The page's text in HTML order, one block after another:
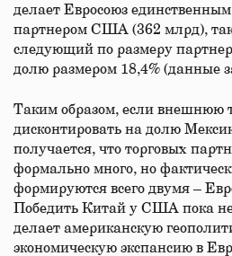
делает Евросоюз
партнером США (362 млрд),
следующий по размеру
долю размером 18,4% (данные
Таким образом, если
дисконтировать на долю
получается, что торговых
формально много, но
формируются всего двумя –
Победить Китай у США пока
делает американскую
экономическую экспансию в